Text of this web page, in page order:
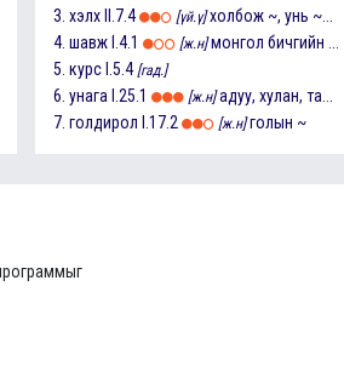
3. хэлх II.7.4 [үй.ү] холбож ~, унь ~...
4. шавж I.4.1 [ж.н] монгол бичгийн ...
5. курс I.5.4 [гад.]
6. унага I.25.1 [ж.н] адуу, хулан, та...
7. голдирол I.17.2 [ж.н] голын ~